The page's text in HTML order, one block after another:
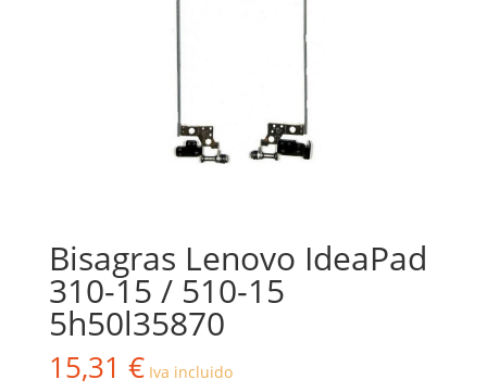
Bisagras Lenovo IdeaPad
310-15 / 510-15
5h50l35870
15,31 € Iva incluido